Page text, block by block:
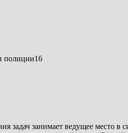
полиции16
занимает ведущее место в